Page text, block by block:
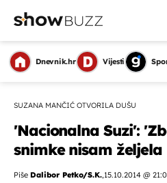
Dnevnik.hr Vijesti
SUZANA MANČIĆ OTVORILA DUŠU
'Nacionalna Suzi':
snimke nisam
Piše Dalibor Petko/S.K.,15.10.2014 @